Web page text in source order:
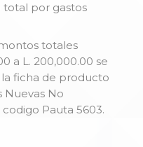
total por gastos
totales
a L. 200,000.00 se
ficha de producto
Nuevas No
codigo Pauta 5603.